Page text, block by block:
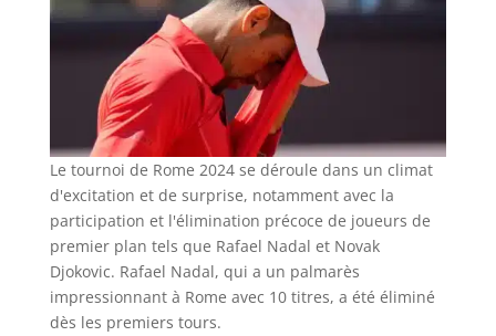
Le tournoi de Rome 2024 se déroule dans un climat
d'excitation et de surprise, notamment avec la
participation et l'élimination précoce de joueurs de
premier plan tels que Rafael Nadal et Novak
Djokovic. Rafael Nadal, qui a un palmarès
impressionnant à Rome avec 10 titres, a été éliminé
dès les premiers tours.